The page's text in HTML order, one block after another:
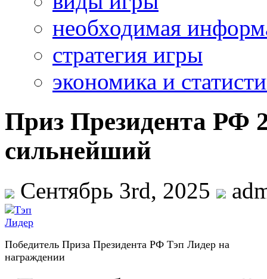
необходимая
стратегия игры
экономика и
Приз Президента РФ
сильнейший
Сентябрь 3rd, 2025
Победитель Приза Президента РФ Тэп Лидер на
награждении